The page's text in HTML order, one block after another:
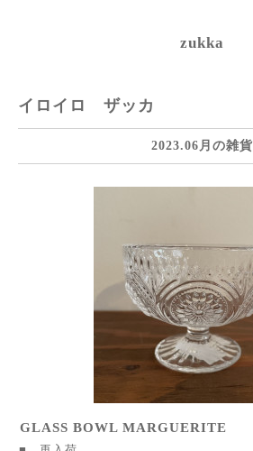
zukka
イロイロ ザッカ
2023.06月の雑貨
GLASS BOWL MARGUERITE